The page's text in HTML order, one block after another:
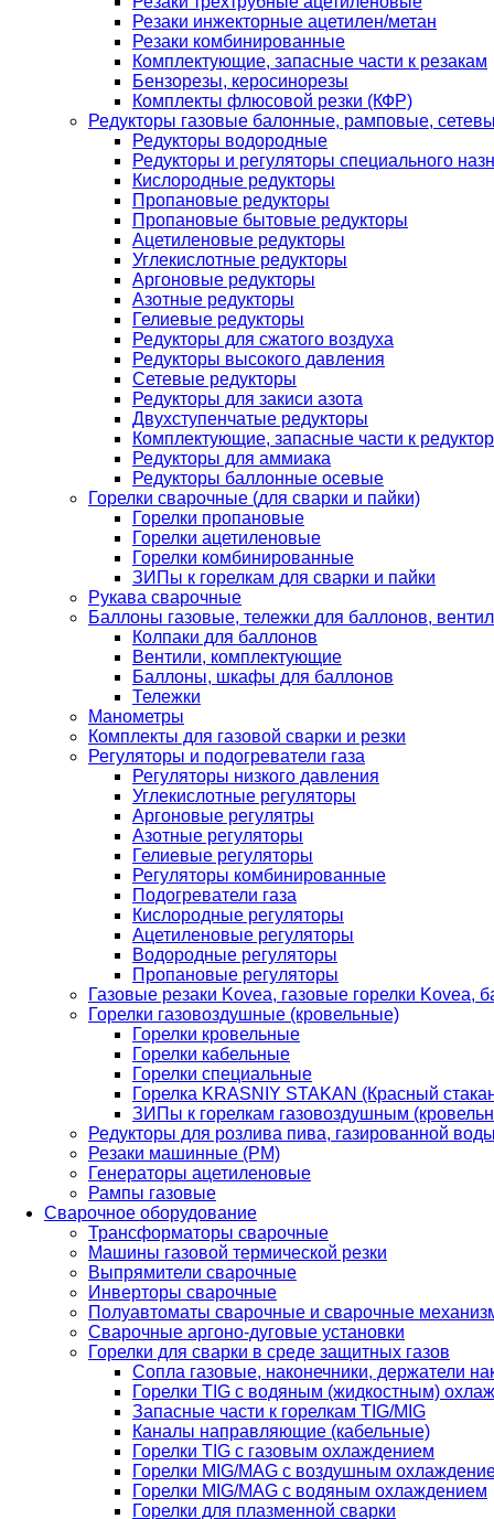
Резаки инжекторные ацетилен/метан
Резаки комбинированные
Комплектующие, запасные части к резакам
Бензорезы, керосинорезы
Комплекты флюсовой резки (КФР)
Редукторы газовые балонные, рамповые,
Редукторы водородные
Редукторы и регуляторы специального
Кислородные редукторы
Пропановые редукторы
Пропановые бытовые редукторы
Ацетиленовые редукторы
Углекислотные редукторы
Аргоновые редукторы
Азотные редукторы
Гелиевые редукторы
Редукторы для сжатого воздуха
Редукторы высокого давления
Сетевые редукторы
Редукторы для закиси азота
Двухступенчатые редукторы
Комплектующие, запасные части к
Редукторы для аммиака
Редукторы баллонные осевые
Горелки сварочные (для сварки и пайки)
Горелки пропановые
Горелки ацетиленовые
Горелки комбинированные
ЗИПы к горелкам для сварки и пайки
Рукава сварочные
Баллоны газовые, тележки для баллонов,
Колпаки для баллонов
Вентили, комплектующие
Баллоны, шкафы для баллонов
Тележки
Манометры
Комплекты для газовой сварки и резки
Регуляторы и подогреватели газа
Регуляторы низкого давления
Углекислотные регуляторы
Аргоновые регулятры
Азотные регуляторы
Гелиевые регуляторы
Регуляторы комбинированные
Подогреватели газа
Кислородные регуляторы
Ацетиленовые регуляторы
Водородные регуляторы
Пропановые регуляторы
Газовые резаки Kovea, газовые горелки Kovea,
Горелки газовоздушные (кровельные)
Горелки кровельные
Горелки кабельные
Горелки специальные
Горелка KRASNIY STAKAN (Красный
ЗИПы к горелкам газовоздушным
Редукторы для розлива пива, газированной
Резаки машинные (РМ)
Генераторы ацетиленовые
Рампы газовые
Сварочное оборудование
Трансформаторы сварочные
Машины газовой термической резки
Выпрямители сварочные
Инверторы сварочные
Полуавтоматы сварочные и сварочные
Сварочные аргоно-дуговые установки
Горелки для сварки в среде защитных газов
Сопла газовые, наконечники, держатели
Горелки TIG с водяным (жидкостным)
Запасные части к горелкам TIG/MIG
Каналы направляющие (кабельные)
Горелки TIG с газовым охлаждением
Горелки MIG/MAG с воздушным
Горелки MIG/MAG с водяным охлаждением
Горелки для плазменной сварки